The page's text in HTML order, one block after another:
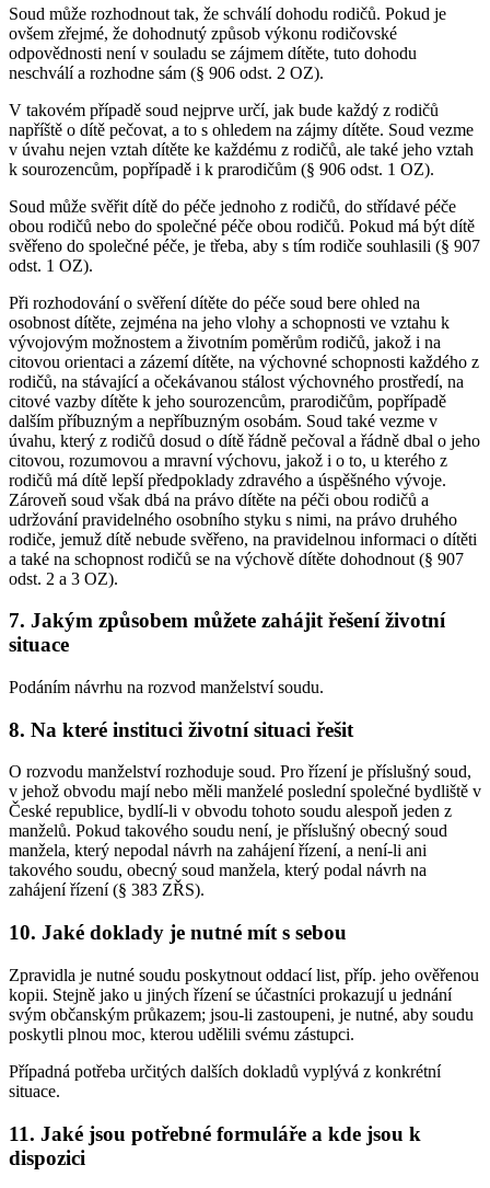
Soud může rozhodnout tak, že schválí dohodu rodičů. Pokud je
ovšem zřejmé, že dohodnutý způsob výkonu rodičovské
odpovědnosti není v souladu se zájmem dítěte, tuto dohodu
neschválí a rozhodne sám (§ 906 odst. 2 OZ).
V takovém případě soud nejprve určí, jak bude každý z rodičů
napříště o dítě pečovat, a to s ohledem na zájmy dítěte. Soud vezme
v úvahu nejen vztah dítěte ke každému z rodičů, ale také jeho vztah
k sourozencům, popřípadě i k prarodičům (§ 906 odst. 1 OZ).
Soud může svěřit dítě do péče jednoho z rodičů, do střídavé péče
obou rodičů nebo do společné péče obou rodičů. Pokud má být dítě
svěřeno do společné péče, je třeba, aby s tím rodiče souhlasili (§ 907
odst. 1 OZ).
Při rozhodování o svěření dítěte do péče soud bere ohled na
osobnost dítěte, zejména na jeho vlohy a schopnosti ve vztahu k
vývojovým možnostem a životním poměrům rodičů, jakož i na
citovou orientaci a zázemí dítěte, na výchovné schopnosti každého z
rodičů, na stávající a očekávanou stálost výchovného prostředí, na
citové vazby dítěte k jeho sourozencům, prarodičům, popřípadě
dalším příbuzným a nepříbuzným osobám. Soud také vezme v
úvahu, který z rodičů dosud o dítě řádně pečoval a řádně dbal o jeho
citovou, rozumovou a mravní výchovu, jakož i o to, u kterého z
rodičů má dítě lepší předpoklady zdravého a úspěšného vývoje.
Zároveň soud však dbá na právo dítěte na péči obou rodičů a
udržování pravidelného osobního styku s nimi, na právo druhého
rodiče, jemuž dítě nebude svěřeno, na pravidelnou informaci o dítěti
a také na schopnost rodičů se na výchově dítěte dohodnout (§ 907
odst. 2 a 3 OZ).
7. Jakým způsobem můžete zahájit řešení životní
situace
Podáním návrhu na rozvod manželství soudu.
8. Na které instituci životní situaci řešit
O rozvodu manželství rozhoduje soud. Pro řízení je příslušný soud,
v jehož obvodu mají nebo měli manželé poslední společné bydliště v
České republice, bydlí-li v obvodu tohoto soudu alespoň jeden z
manželů. Pokud takového soudu není, je příslušný obecný soud
manžela, který nepodal návrh na zahájení řízení, a není-li ani
takového soudu, obecný soud manžela, který podal návrh na
zahájení řízení (§ 383 ZŘS).
10. Jaké doklady je nutné mít s sebou
Zpravidla je nutné soudu poskytnout oddací list, příp. jeho ověřenou
kopii. Stejně jako u jiných řízení se účastníci prokazují u jednání
svým občanským průkazem; jsou-li zastoupeni, je nutné, aby soudu
poskytli plnou moc, kterou udělili svému zástupci.
Případná potřeba určitých dalších dokladů vyplývá z konkrétní
situace.
11. Jaké jsou potřebné formuláře a kde jsou k
dispozici